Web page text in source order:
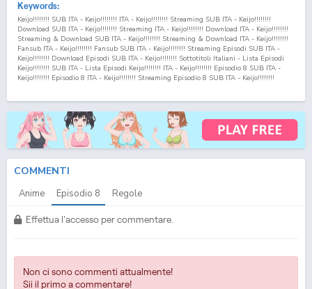
Keywords:
Keijo!!!!!!!! SUB ITA - Keijo!!!!!!!! ITA - Keijo!!!!!!!! Streaming SUB ITA - Keijo!!!!!!!!
Download SUB ITA - Keijo!!!!!!!! Streaming ITA - Keijo!!!!!!!! Download ITA - Keijo!!!!!!!!
Streaming & Download SUB ITA - Keijo!!!!!!!! Streaming & Download ITA - Keijo!!!!!!!!
Fansub ITA - Keijo!!!!!!!! Fansub SUB ITA - Keijo!!!!!!!! Streaming Episodi SUB ITA -
Keijo!!!!!!!! Download Episodi SUB ITA - Keijo!!!!!!!! Sottotitoli Italiani - Lista Episodi
Keijo!!!!!!!! SUB ITA - Lista Episodi Keijo!!!!!!!! ITA - Keijo!!!!!!!! Episodio 8 SUB ITA -
Keijo!!!!!!!! Episodio 8 ITA - Keijo!!!!!!!! Streaming Episodio 8 SUB ITA - Keijo!!!!!!!!
COMMENTI
Anime Episodio 8 Regole
Effettua l'accesso per commentare.
Non ci sono commenti attualmente!
Sii il primo a commentare!